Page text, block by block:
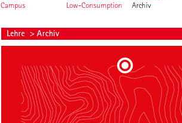
Campus
Low-Consumption
Archiv
Lehre > Archiv